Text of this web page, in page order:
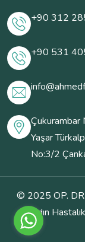
+90 312
+90 531
Çukurambar
Yaşar
No:3/2
© 2025 OP.
Kadın